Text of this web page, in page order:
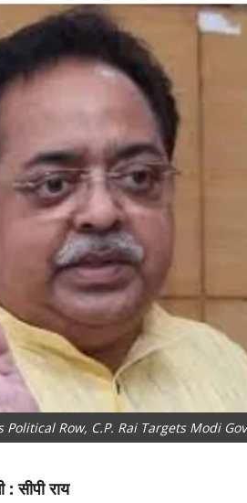
Political Row, C.P. Rai Targets Modi
सीपी राय